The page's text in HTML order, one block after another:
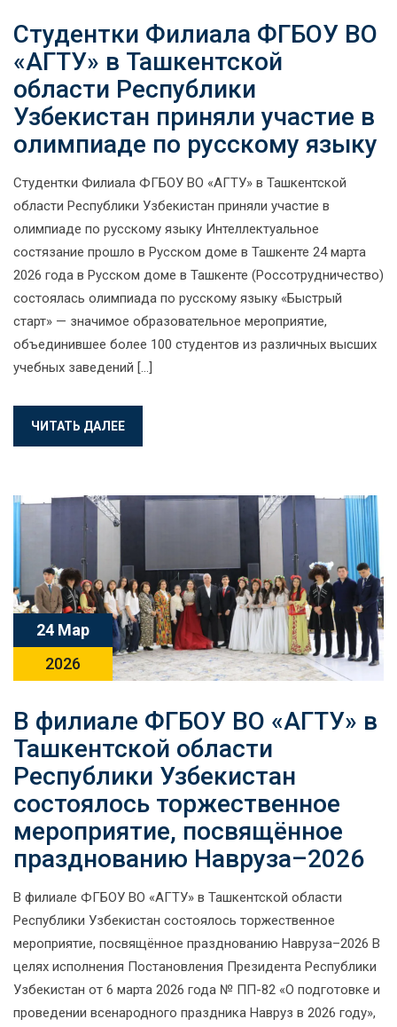
Студентки Филиала ФГБОУ ВО
«АГТУ» в Ташкентской
области Республики
Узбекистан приняли участие в
олимпиаде по русскому языку
Студентки Филиала ФГБОУ ВО «АГТУ» в Ташкентской
области Республики Узбекистан приняли участие в
олимпиаде по русскому языку Интеллектуальное
состязание прошло в Русском доме в Ташкенте 24 марта
2026 года в Русском доме в Ташкенте (Россотрудничество)
состоялась олимпиада по русскому языку «Быстрый
старт» — значимое образовательное мероприятие,
объединившее более 100 студентов из различных высших
учебных заведений […]
ЧИТАТЬ ДАЛЕЕ
24 Мар
2026
В филиале ФГБОУ ВО «АГТУ» в
Ташкентской области
Республики Узбекистан
состоялось торжественное
мероприятие, посвящённое
празднованию Навруза–2026
В филиале ФГБОУ ВО «АГТУ» в Ташкентской области
Республики Узбекистан состоялось торжественное
мероприятие, посвящённое празднованию Навруза–2026 В
целях исполнения Постановления Президента Республики
Узбекистан от 6 марта 2026 года № ПП-82 «О подготовке и
проведении всенародного праздника Навруз в 2026 году»,